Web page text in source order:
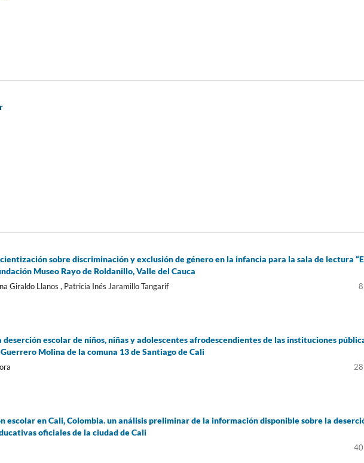
sobre discriminación y exclusión de género en la infancia para la sala de lectura
Museo Rayo de Roldanillo, Valle del Cauca
Giraldo Llanos , Patricia Inés Jaramillo Tangarif
escolar de niños, niñas y adolescentes afrodescendientes de las instituciones
Molina de la comuna 13 de Santiago de Cali
escolar en Cali, Colombia. un análisis preliminar de la información disponible sobre la
oficiales de la ciudad de Cali